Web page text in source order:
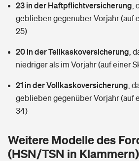
Wer versichert was: Jetzt Versicherer
Sie haben Fragen?
Mietkautionsversicherung
Restkreditversicherung
Tools
Hochwasser-Check: Wie gefährdet ist
Kinderinvalidität
Hundehalter-Haftpflicht
Handyversicherung
Private Cyberversicherung
Tierkrankenversicherung
Zur Übersicht
Tools
Wer versichert was: Jetzt Versicherer
Rentenrechner: Wie viel Geld bekomme
23 in der Haftpflichtversicherung
geblieben gegenüber Vorjahr (auf
25)
20 in der Teilkaskoversicherung
niedriger als im Vorjahr (auf einer
21 in der Vollkaskoversicherung
geblieben gegenüber Vorjahr (auf
34)
Weitere Modelle des
(HSN/TSN in Klammern)